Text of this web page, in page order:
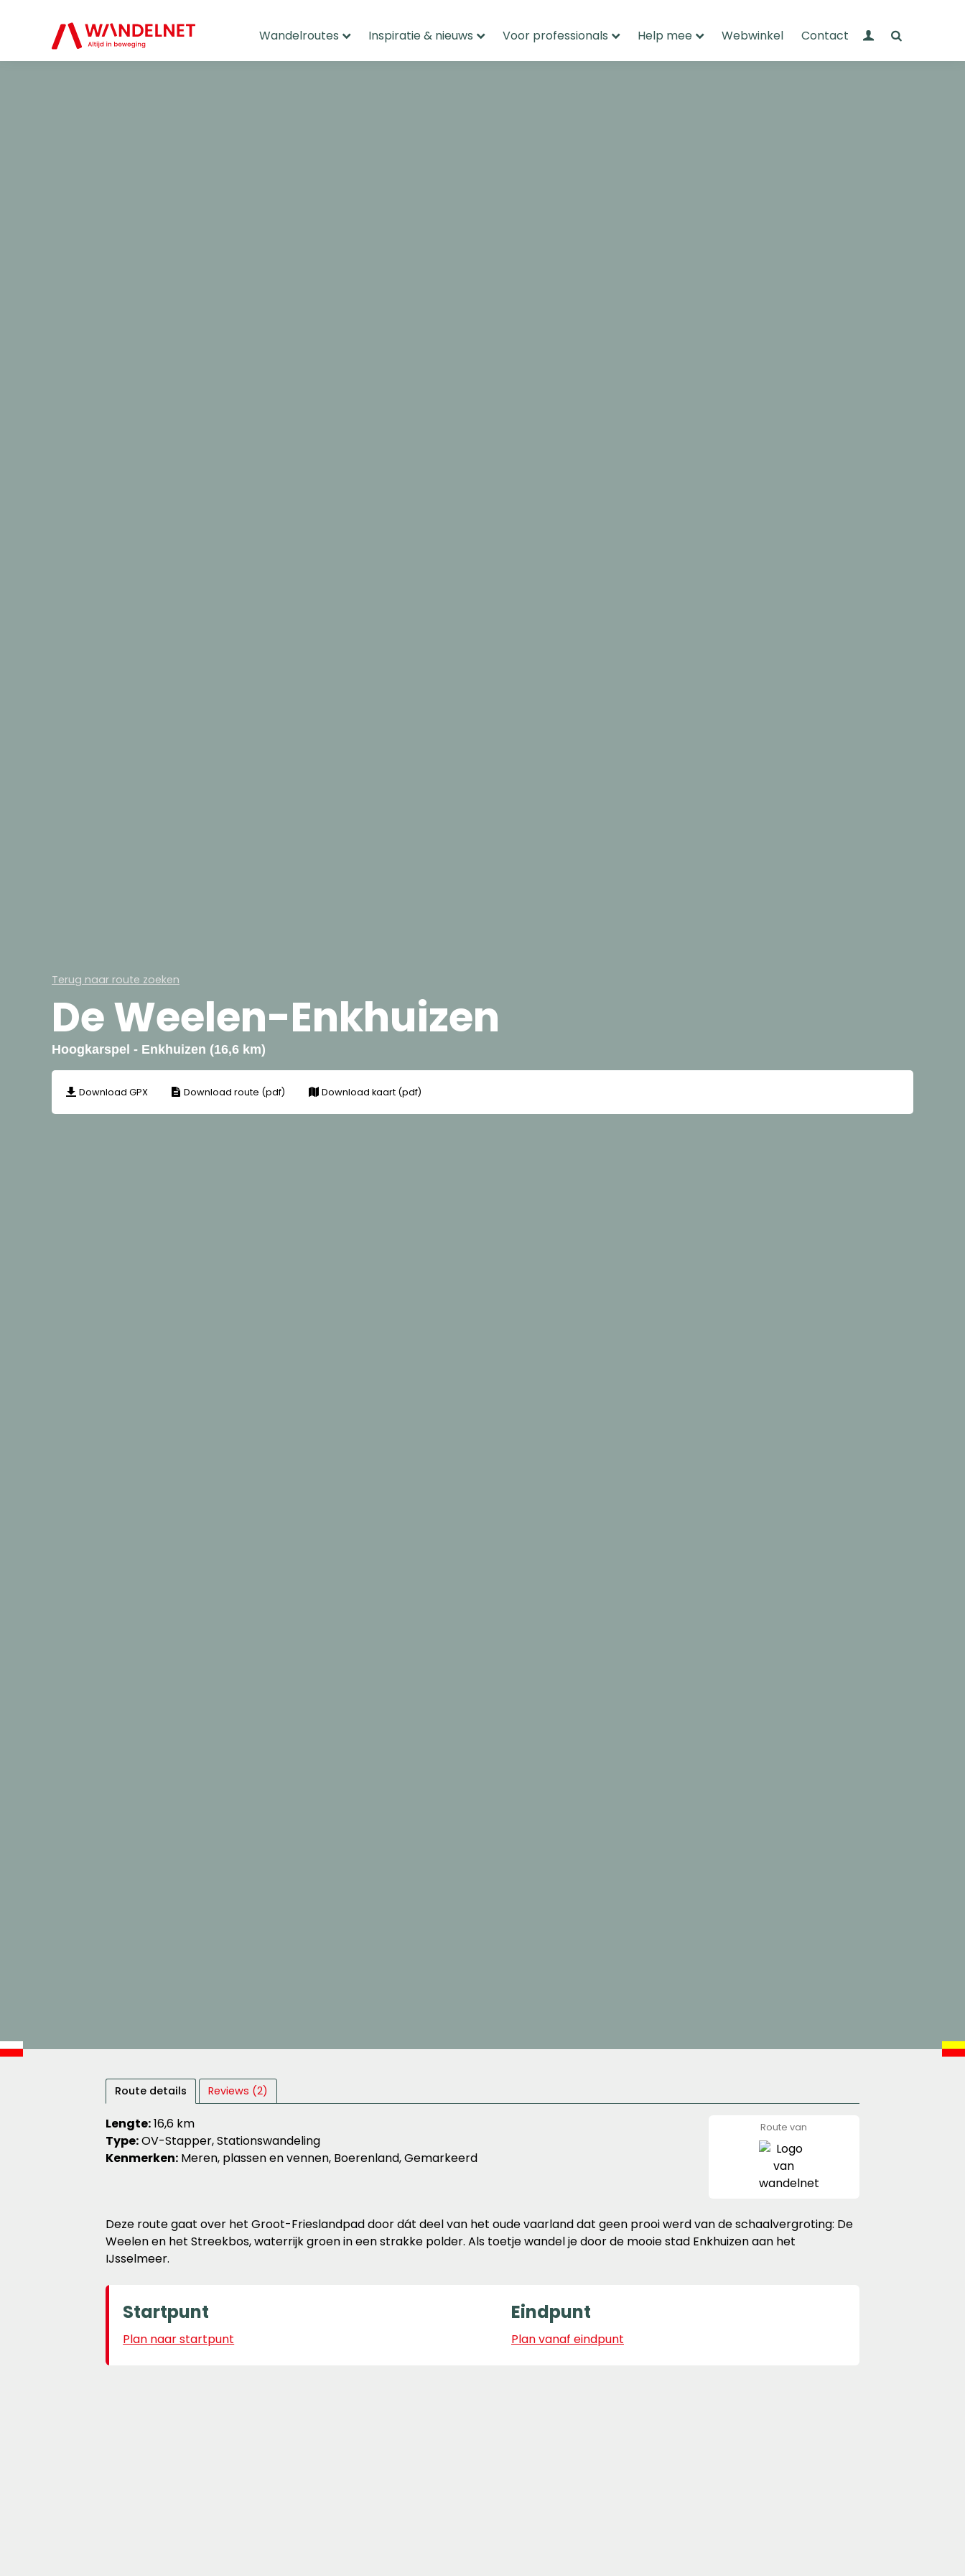
Wandelroutes Inspiratie & nieuws Voor professionals Help mee Webwinkel Contact Mijn Wandelnet
Terug naar route zoeken
De Weelen-Enkhuizen
Hoogkarspel - Enkhuizen (16,6 km)
Download GPX Download route (pdf) Download kaart (pdf)
Route details Reviews (2)
Lengte:16,6 km
Type:OV-Stapper, Stationswandeling
Kenmerken: Meren, plassen en vennen, Boerenland, Gemarkeerd
Route van
Deze route gaat over het Groot-Frieslandpad door dát deel van het oude vaarland dat geen prooi werd van de schaalvergroting: De
Weelen en het Streekbos, waterrijk groen in een strakke polder. Als toetje wandel je door de mooie stad Enkhuizen aan het
IJsselmeer.
Startpunt
Plan naar startpunt
Eindpunt
Plan vanaf eindpunt